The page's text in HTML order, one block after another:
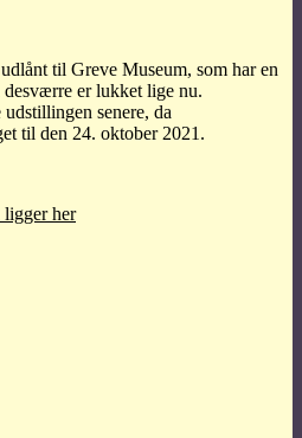
til Greve Museum, som har en
er lukket lige nu.
senere, da
til den 24. oktober 2021.
her